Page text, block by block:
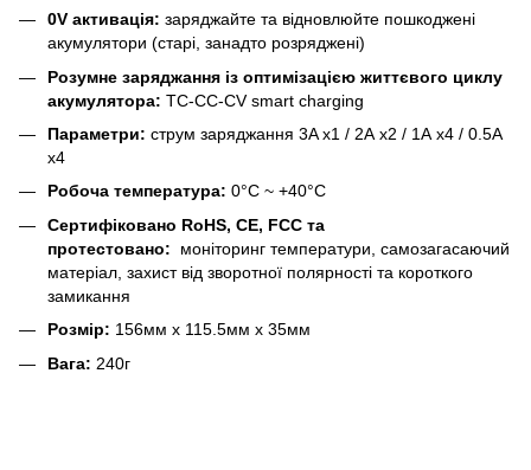
0V активація: заряджайте та відновлюйте пошкоджені
акумулятори (старі, занадто розряджені)
Розумне заряджання із оптимізацією життєвого циклу
акумулятора: TC-CC-CV smart charging
Параметри: струм заряджання 3A х1 / 2А х2 / 1А х4 / 0.5А
х4
Робоча температура: 0°C ~ +40°C
Сертифіковано RoHS, CE, FCC та
протестовано:
моніторинг температури, самозагасаючий
матеріал, захист від зворотної полярності та короткого
замикання
Розмір: 156мм х 115.5мм х 35мм
Вага: 240г